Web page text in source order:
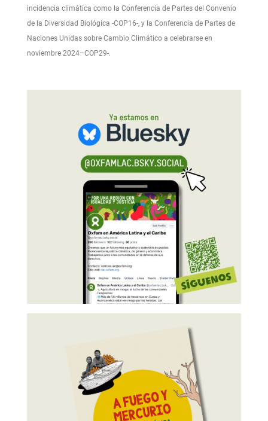
incidencia climática como la Conferencia de Partes del Convenio
de la Diversidad Biológica -COP16-, y la Conferencia de Partes de
Naciones Unidas sobre Cambio Climático a celebrarse en
noviembre 2024–COP29-.